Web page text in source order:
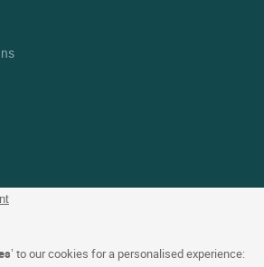
’ to our cookies for a personalised experience: